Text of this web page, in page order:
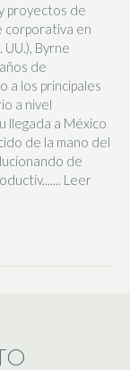
proyectos de
corporativa en
UU.), Byrne
de
a los principales
a nivel
llegada a México
de la mano del
de
Leer